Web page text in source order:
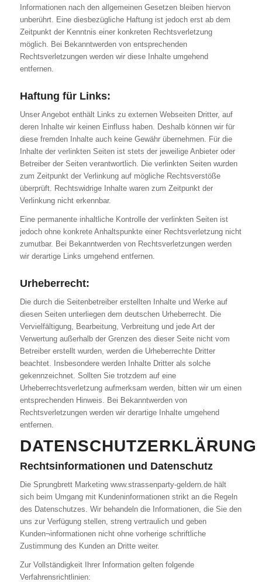
Informationen nach den allgemeinen Gesetzen bleiben hiervon
unberührt. Eine diesbezügliche Haftung ist jedoch erst ab dem
Zeitpunkt der Kenntnis einer konkreten Rechtsverletzung
möglich. Bei Bekanntwerden von entsprechenden
Rechtsverletzungen werden wir diese Inhalte umgehend
entfernen.
Haftung für Links:
Unser Angebot enthält Links zu externen Webseiten Dritter, auf
deren Inhalte wir keinen Einfluss haben. Deshalb können wir für
diese fremden Inhalte auch keine Gewähr übernehmen. Für die
Inhalte der verlinkten Seiten ist stets der jeweilige Anbieter oder
Betreiber der Seiten verantwortlich. Die verlinkten Seiten wurden
zum Zeitpunkt der Verlinkung auf mögliche Rechtsverstöße
überprüft. Rechtswidrige Inhalte waren zum Zeitpunkt der
Verlinkung nicht erkennbar.
Eine permanente inhaltliche Kontrolle der verlinkten Seiten ist
jedoch ohne konkrete Anhaltspunkte einer Rechtsverletzung nicht
zumutbar. Bei Bekanntwerden von Rechtsverletzungen werden
wir derartige Links umgehend entfernen.
Urheberrecht:
Die durch die Seitenbetreiber erstellten Inhalte und Werke auf
diesen Seiten unterliegen dem deutschen Urheberrecht. Die
Vervielfältigung, Bearbeitung, Verbreitung und jede Art der
Verwertung außerhalb der Grenzen des dieser Seite nicht vom
Betreiber erstellt wurden, werden die Urheberrechte Dritter
beachtet. Insbesondere werden Inhalte Dritter als solche
gekennzeichnet. Sollten Sie trotzdem auf eine
Urheberrechtsverletzung aufmerksam werden, bitten wir um einen
entsprechenden Hinweis. Bei Bekanntwerden von
Rechtsverletzungen werden wir derartige Inhalte umgehend
entfernen.
DATENSCHUTZERKLÄRUNG
Rechtsinformationen und Datenschutz
Die Sprungbrett Marketing www.strassenparty-geldern.de hält
sich beim Umgang mit Kundeninformationen strikt an die Regeln
des Datenschutzes. Wir behandeln die Informationen, die Sie den
uns zur Verfügung stellen, streng vertraulich und geben
Kunden¬informationen nicht ohne vorherige schriftliche
Zustimmung des Kunden an Dritte weiter.
Zur Vollständigkeit Ihrer Information gelten folgende
Verfahrensrichtlinien: